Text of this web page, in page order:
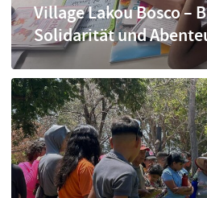
Village Lakou Bosco –
Solidarität und